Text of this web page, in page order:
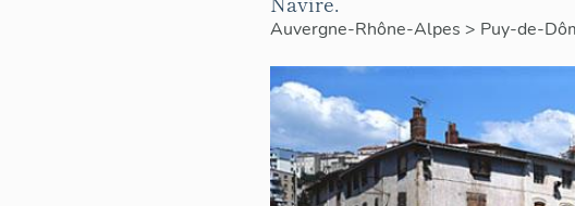
Auvergne-Rhône-Alpes > Puy-de-